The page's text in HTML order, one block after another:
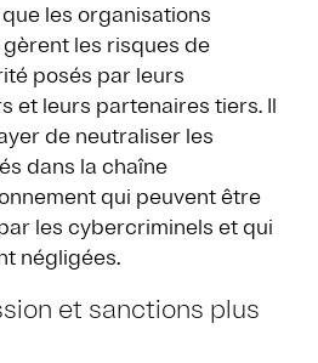
les organisations
les risques de
posés par leurs
et leurs partenaires tiers. Il
de neutraliser les
dans la chaîne
qui peuvent être
les cybercriminels et qui
négligées.
et sanctions plus